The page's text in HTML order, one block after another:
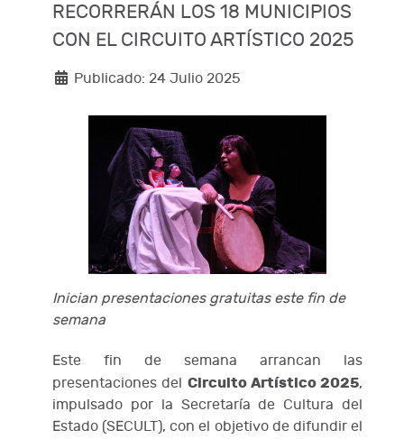
RECORRERÁN LOS 18 MUNICIPIOS
CON EL CIRCUITO ARTÍSTICO 2025
Publicado: 24 Julio 2025
Inician presentaciones gratuitas este fin de
semana
Este fin de semana arrancan las
presentaciones del Circuito Artístico 2025,
impulsado por la Secretaría de Cultura del
Estado (SECULT), con el objetivo de difundir el